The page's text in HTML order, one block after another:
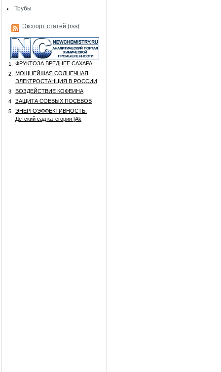
Трубы
Экспорт статей (rss)
1.
ФРУКТОЗА ВРЕДНЕЕ САХАРА
2.
МОЩНЕЙШАЯ СОЛНЕЧНАЯ
ЭЛЕКТРОСТАНЦИЯ В РОССИИ
3.
ВОЗДЕЙСТВИЕ КОФЕИНА
4.
ЗАЩИТА СОЕВЫХ ПОСЕВОВ
5.
ЭНЕРГОЭФФЕКТИВНОСТЬ:
Детский сад категории [Аk